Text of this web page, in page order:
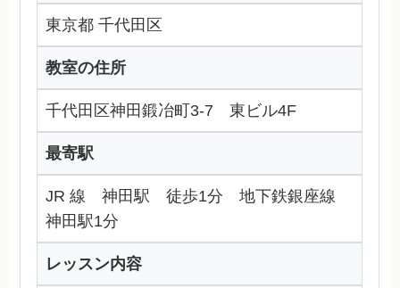
東京都 千代田区
教室の住所
千代田区神田鍛冶町3-7 東ビル4F
最寄駅
JR 線 神田駅 徒歩1分 地下鉄銀座線
神田駅1分
レッスン内容